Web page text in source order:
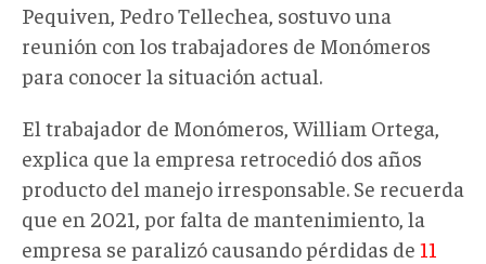
Pequiven, Pedro Tellechea, sostuvo una
reunión con los trabajadores de Monómeros
para conocer la situación actual.
El trabajador de Monómeros, William Ortega,
explica que la empresa retrocedió dos años
producto del manejo irresponsable. Se recuerda
que en 2021, por falta de mantenimiento, la
empresa se paralizó causando pérdidas de 11